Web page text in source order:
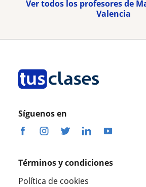
Ver todos los profesores de
Valencia
Síguenos en
Términos y condiciones
Política de cookies